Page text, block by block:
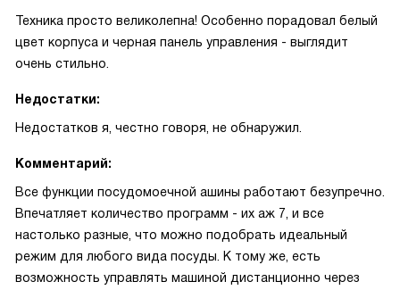
Техника просто великолепна! Особенно порадовал белый
цвет корпуса и черная панель управления - выглядит
очень стильно.
Недостатки:
Недостатков я, честно говоря, не обнаружил.
Комментарий:
Все функции посудомоечной ашины работают безупречно.
Впечатляет количество программ - их аж 7, и все
настолько разные, что можно подобрать идеальный
режим для любого вида посуды. К тому же, есть
возможность управлять машиной дистанционно через